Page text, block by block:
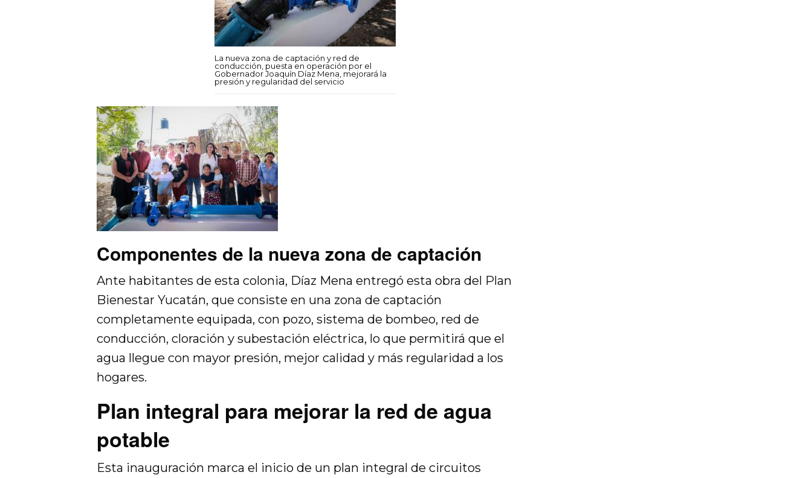
La nueva zona de captación y red de
conducción, puesta en operación por el
Gobernador Joaquín Díaz Mena, mejorará la
presión y regularidad del servicio
Componentes de la nueva zona de captación
Ante habitantes de esta colonia, Díaz Mena entregó esta obra del Plan
Bienestar Yucatán, que consiste en una zona de captación
completamente equipada, con pozo, sistema de bombeo, red de
conducción, cloración y subestación eléctrica, lo que permitirá que el
agua llegue con mayor presión, mejor calidad y más regularidad a los
hogares.
Plan integral para mejorar la red de agua
potable
Esta inauguración marca el inicio de un plan integral de circuitos